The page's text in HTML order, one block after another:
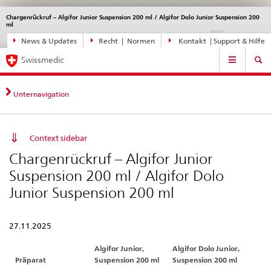
Direktnavigation
News,
Rechtsgrundlagen,
Kontakt
News & Updates Recht | Normen Kontakt | Support & Hilfe
Chargenrückruf – Algifor Junior Suspension 200 ml / Algifor Dolo Junior Suspension 200
ml
Sprachwahl
DE IT EN
Service
navigation
Hauptnavigation
Swissmedic
Unternavigation
Context sidebar
Chargenrückruf – Algifor Junior
Suspension 200 ml / Algifor Dolo
Junior Suspension 200 ml
27.11.2025
Präparat
Algifor Junior,
Suspension 200 ml
Algifor Dolo Junior,
Suspension 200 ml